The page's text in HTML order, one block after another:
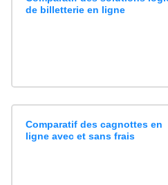
de billetterie en ligne
Comparatif des cagnottes en
ligne avec et sans frais